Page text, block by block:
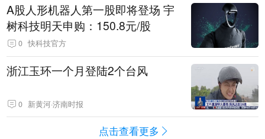
A股人形机器人第一股即将登场 宇
树科技明天申购：150.8元/股
0 快科技官方
浙江玉环一个月登陆2个台风
0 新黄河·济南时报
点击查看更多